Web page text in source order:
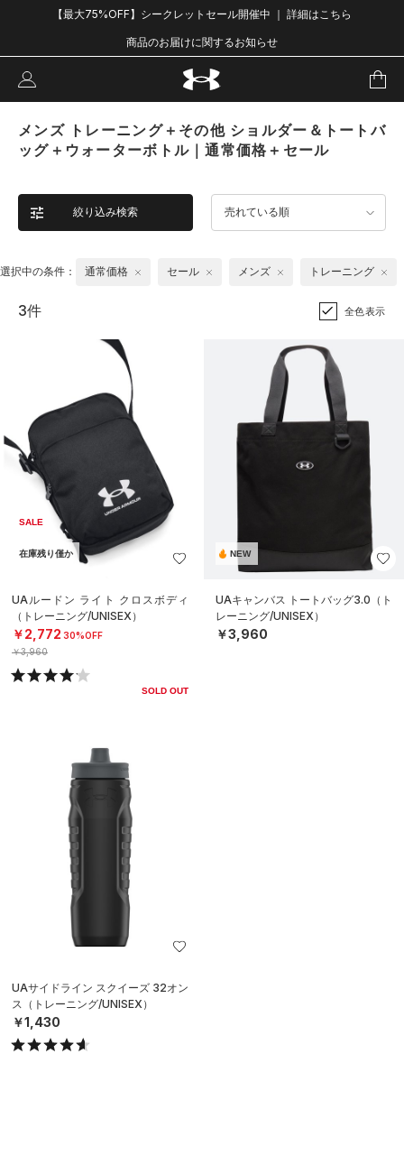
【最大75%OFF】シークレットセール開催中 ｜ 詳細はこちら
商品のお届けに関するお知らせ
メンズ トレーニング＋その他 ショルダー＆トートバ
ッグ＋ウォーターボトル｜通常価格＋セール
絞り込み検索 売れている順
選択中の条件： 通常価格 セール メンズ トレーニング
3件 全色表示
SALE
在庫残り僅か
UAルードン ライト クロスボディ
（トレーニング/UNISEX）
￥2,772 30%OFF
￥3,960
SOLD OUT
NEW
UAキャンバス トートバッグ3.0（ト
レーニング/UNISEX）
￥3,960
UAサイドライン スクイーズ 32オン
ス（トレーニング/UNISEX）
￥1,430